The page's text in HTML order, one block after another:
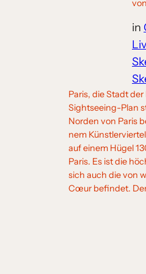
von
in
Paris, die Stadt
Sightseeing-Plan
Norden von Paris
nem
auf einem Hügel
Paris. Es ist die
sich auch die von
Cœur befin­det.